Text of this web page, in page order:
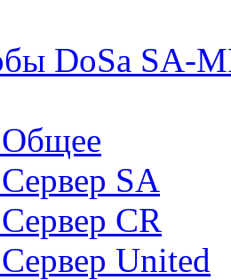
DoSа SA-
SA
CR
United